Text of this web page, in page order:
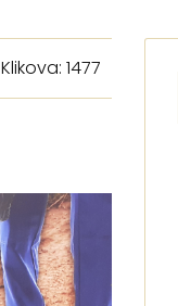
Klikova: 1477